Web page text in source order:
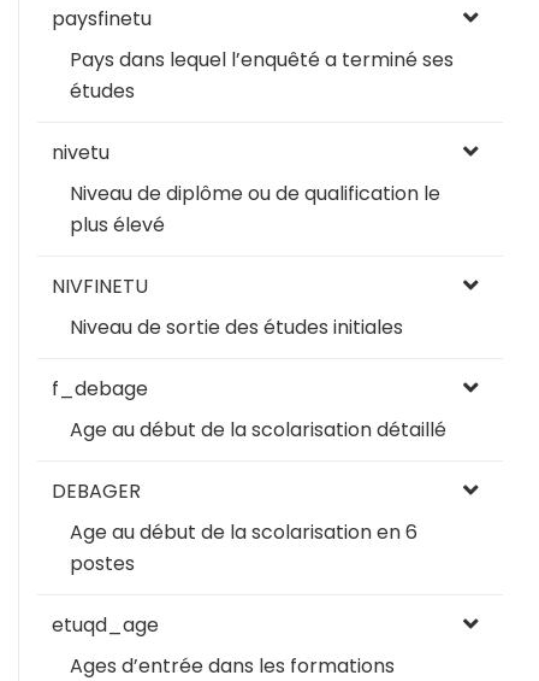
paysfinetu
Pays dans lequel l’enquêté a terminé ses
études
nivetu
Niveau de diplôme ou de qualification le
plus élevé
NIVFINETU
Niveau de sortie des études initiales
f_debage
Age au début de la scolarisation détaillé
DEBAGER
Age au début de la scolarisation en 6
postes
etuqd_age
Ages d’entrée dans les formations